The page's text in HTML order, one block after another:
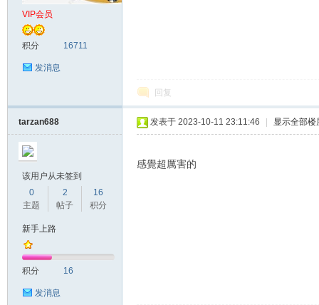
VIP会员
积分 16711
发消息
回复
tarzan688
该用户从未签到
0
主题
2
帖子
16
积分
新手上路
积分 16
发消息
发表于 2023-10-11 23:11:46 显示全部楼
感覺超厲害的